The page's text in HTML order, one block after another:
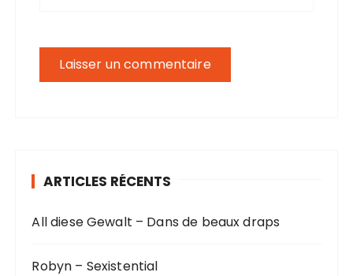
ARTICLES RÉCENTS
All diese Gewalt – Dans de beaux draps
Robyn – Sexistential